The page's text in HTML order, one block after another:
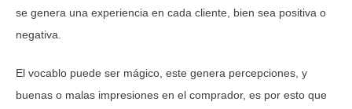
se genera una experiencia en cada cliente, bien sea positiva o
negativa.
El vocablo puede ser mágico, este genera percepciones, y
buenas o malas impresiones en el comprador, es por esto que